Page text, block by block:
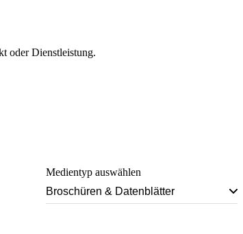
oder Dienstleistung.
Medientyp auswählen
Broschüren & Datenblätter